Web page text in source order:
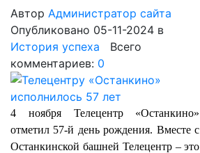
Автор Администратор сайта
Опубликовано 05-11-2024 в
История успеха Всего
комментариев: 0
4 ноября Телецентр «Останкино»
отметил 57-й день рождения. Вместе с
Останкинской башней Телецентр – это